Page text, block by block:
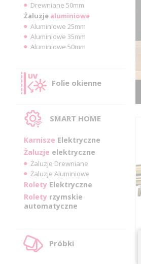
Drewniane 50mm
Żaluzje aluminiowe
Aluminiowe 25mm
Aluminiowe 35mm
Aluminiowe 50mm
Folie okienne
SMART HOME
Karnisze Elektryczne
Żaluzje elektryczne
Żaluzje Drewniane
Żaluzje Aluminiowe
Rolety Elektryczne
Rolety rzymskie
automatyczne
Próbki